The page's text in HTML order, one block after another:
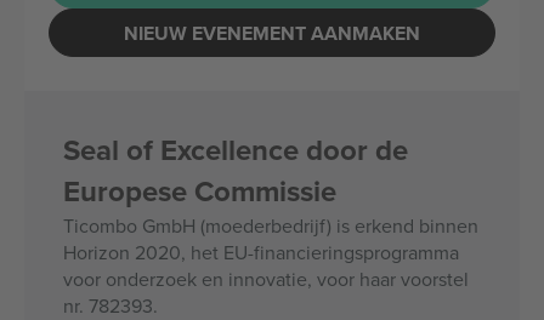
NIEUW EVENEMENT AANMAKEN
Seal of Excellence door de
Europese Commissie
Ticombo GmbH (moederbedrijf) is erkend binnen
Horizon 2020, het EU-financieringsprogramma
voor onderzoek en innovatie, voor haar voorstel
nr. 782393.